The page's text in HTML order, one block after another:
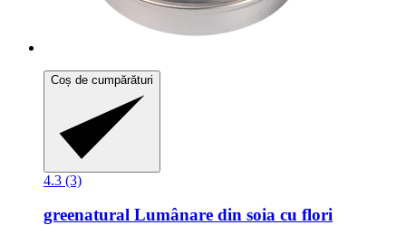
Coș de cumpărături
4.3 (3)
greenatural Lumânare din soia cu flori